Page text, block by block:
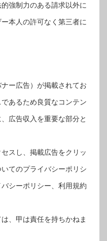
強制力のある請求以外に
本人の許可なく第三者に
ー広告）が掲載されてお
あるため良質なコンテン
広告収入を重要な部分と
スし、掲載広告をクリッ
てのプライバシーポリシ
シーポリシー、利用規約
、甲は責任を持ちかねま